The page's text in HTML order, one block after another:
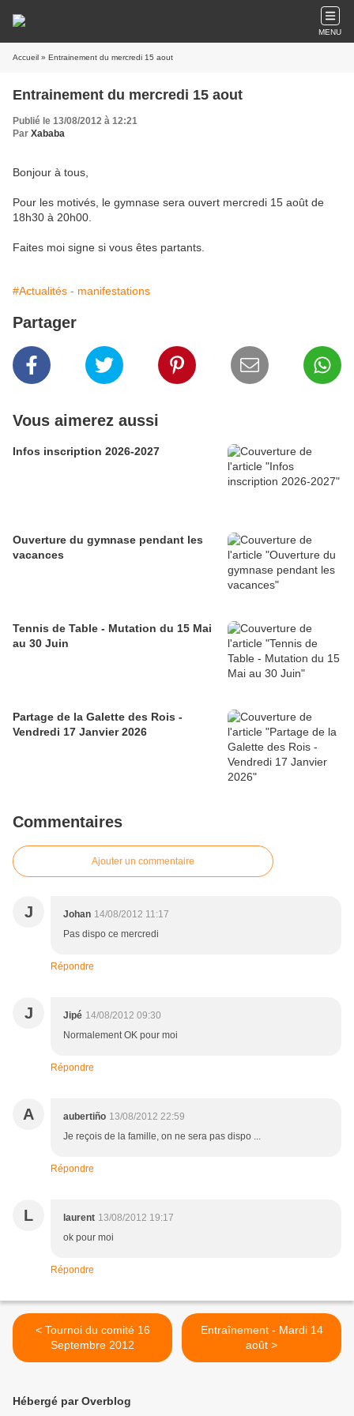
MENU
Accueil » Entrainement du mercredi 15 aout
Entrainement du mercredi 15 aout
Publié le 13/08/2012 à 12:21
Par Xababa
Bonjour à tous,
Pour les motivés, le gymnase sera ouvert mercredi 15 août de
18h30 à 20h00.
Faites moi signe si vous êtes partants.
#Actualités - manifestations
Partager
Vous aimerez aussi
Infos inscription 2026-2027
Ouverture du gymnase pendant les
vacances
Tennis de Table - Mutation du 15 Mai
au 30 Juin
Partage de la Galette des Rois -
Vendredi 17 Janvier 2026
Commentaires
Ajouter un commentaire
J Johan 14/08/2012 11:17
Pas dispo ce mercredi
Répondre
J Jipé 14/08/2012 09:30
Normalement OK pour moi
Répondre
A aubertiño 13/08/2012 22:59
Je reçois de la famille, on ne sera pas dispo ...
Répondre
L laurent 13/08/2012 19:17
ok pour moi
Répondre
< Tournoi du comité 16
Septembre 2012
Entraînement - Mardi 14
août >
Hébergé par Overblog